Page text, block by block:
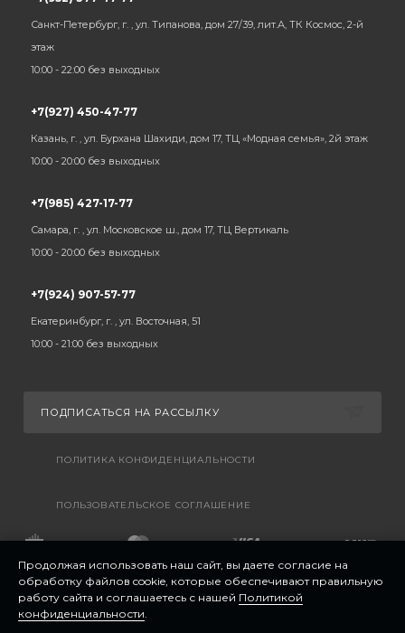
Санкт-Петербург, г. , ул. Типанова, дом 27/39, лит.А, ТК Космос, 2-й
этаж
10:00 - 22:00 без выходных
+7(927) 450-47-77
Казань, г. , ул. Бурхана Шахиди, дом 17, ТЦ «Модная семья», 2й этаж
10:00 - 20:00 без выходных
+7(985) 427-17-77
Самара, г. , ул. Московское ш., дом 17, ТЦ Вертикаль
10:00 - 20:00 без выходных
+7(924) 907-57-77
Екатеринбург, г. , ул. Восточная, 51
10:00 - 21:00 без выходных
ПОДПИСАТЬСЯ НА РАССЫЛКУ
ПОЛИТИКА КОНФИДЕНЦИАЛЬНОСТИ
ПОЛЬЗОВАТЕЛЬСКОЕ СОГЛАШЕНИЕ
Продолжая использовать наш сайт, вы даете согласие на
обработку файлов cookie, которые обеспечивают правильную
работу сайта и соглашаетесь с нашей Политикой
конфиденциальности.